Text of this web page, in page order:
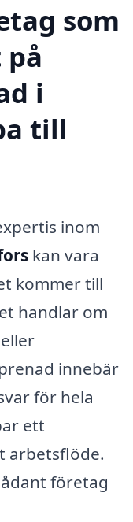
som
i
till
inom
kan vara
kommer till
handlar om
innebär
för hela
ett
arbetsflöde.
företag